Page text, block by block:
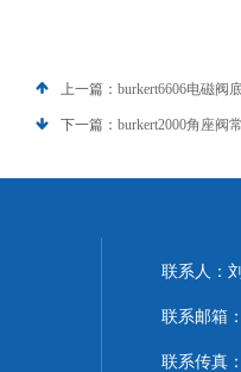
上一篇： burkert6606电磁阀
下一篇： burkert2000角座阀
联系人：
联系邮箱
联系传真